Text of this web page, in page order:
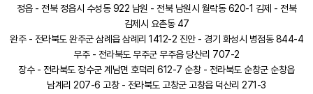
정읍 - 전북 정읍시 수성동 922 남원 - 전북 남원시 월락동 620-1 김제 - 전북
김제시 요촌동 47
완주 - 전라북도 완주군 삼례읍 삼례리 1412-2 진안 - 경기 화성시 병점동 844-4
무주 - 전라북도 무주군 무주읍 당산리 707-2
장수 - 전라북도 장수군 계남면 호덕리 612-7 순창 - 전라북도 순창군 순창읍
남계리 207-6 고창 - 전라북도 고창군 고창읍 덕산리 271-3